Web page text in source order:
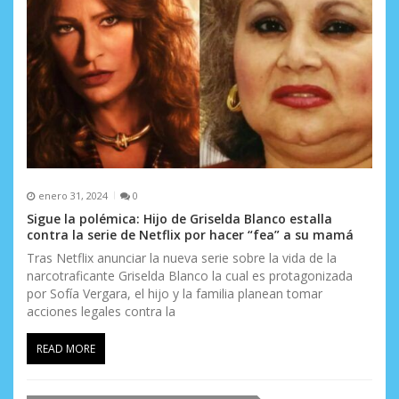
enero 31, 2024 0
Sigue la polémica: Hijo de Griselda Blanco estalla
contra la serie de Netflix por hacer “fea” a su mamá
Tras Netflix anunciar la nueva serie sobre la vida de la
narcotraficante Griselda Blanco la cual es protagonizada
por Sofía Vergara, el hijo y la familia planean tomar
acciones legales contra la
READ MORE